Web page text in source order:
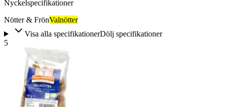
Nyckelspecifikationer
Nötter & FrönValnötter
Visa alla specifikationerDölj specifikationer
5